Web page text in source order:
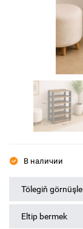
В наличии
Tölegiň
Eltip bermek